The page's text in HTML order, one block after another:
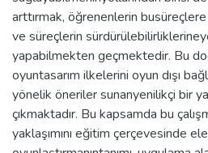
arttırmak, öğrenenlerin busüreçlere
ve süreçlerin
yapabilmekten geçmektedir. Bu
oyuntasarım ilkelerini oyun dışı
yönelik öneriler sunanyenilikçi bir
çıkmaktadır. Bu kapsamda bu
yaklaşımını eğitim çerçevesinde